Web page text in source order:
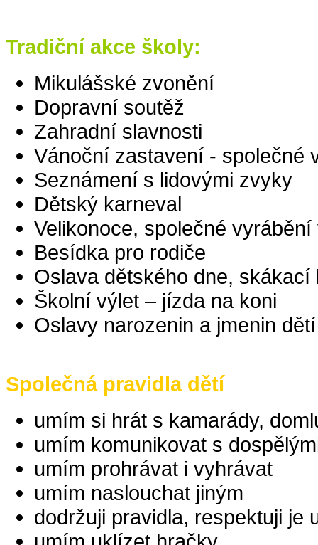
Tradiční akce školy:
Mikulášské zvonění
Dopravní soutěž
Zahradní slavnosti
Vánoční zastavení - společné
Seznámení s lidovými zvyky
Dětský karneval
Velikonoce, společné
Besídka pro rodiče
Oslava dětského dne, skákací
Školní výlet – jízda na koni
Oslavy narozenin a jmenin
Společná pravidla dětí
umím si hrát s kamarády,
umím komunikovat s
umím prohrávat i vyhrávat
umím naslouchat jiným
dodržuji pravidla, respektuji je